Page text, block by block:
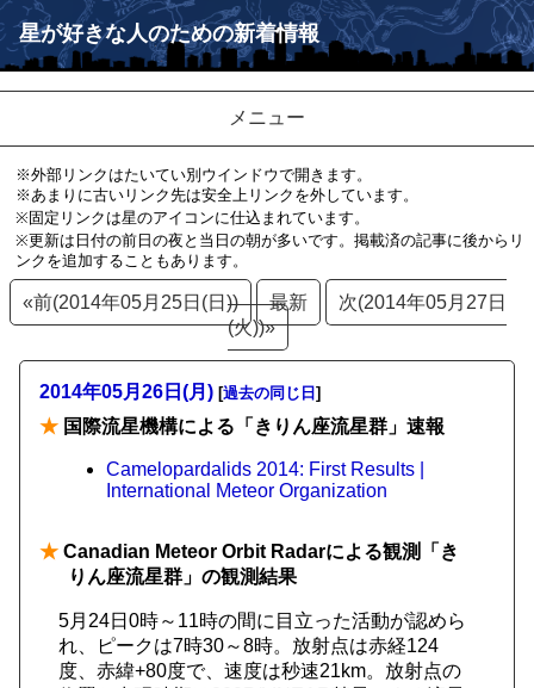
星が好きな人のための新着情報
メニュー
※外部リンクはたいてい別ウインドウで開きます。
※あまりに古いリンク先は安全上リンクを外しています。
※固定リンクは星のアイコンに仕込まれています。
※更新は日付の前日の夜と当日の朝が多いです。掲載済の記事に後からリ
ンクを追加することもあります。
«前(2014年05月25日(日)) 最新
次(2014年05月27日
(火))»
2014年05月26日(月) [過去の同じ日 ]
★ 国際流星機構による「きりん座流星群」速報
Camelopardalids 2014: First Results |
International Meteor Organization
★ Canadian Meteor Orbit Radarによる観測「き
りん座流星群」の観測結果
5月24日0時～11時の間に目立った活動が認めら
れ、ピークは7時30～8時。放射点は赤経124
度、赤緯+80度で、速度は秒速21km。放射点の